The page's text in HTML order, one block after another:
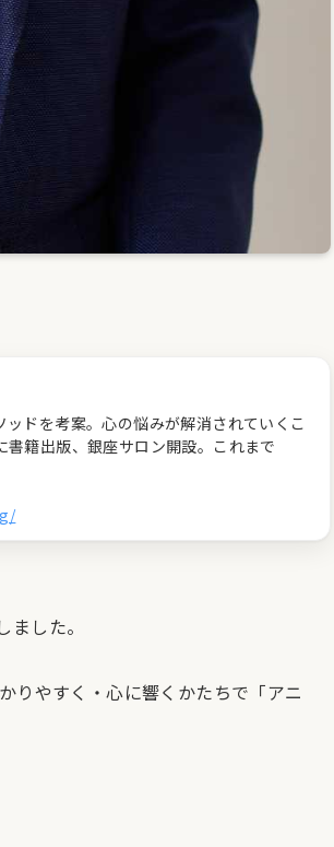
ドを考案。心の悩みが解消されていくこ
籍出版、銀座サロン開設。これまで
ました。
りやすく・心に響くかたちで「アニ